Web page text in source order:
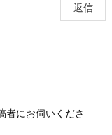
返信
者にお伺いくださ